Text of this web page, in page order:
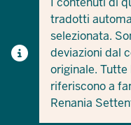
tradotti
selezionata.
deviazioni dal
originale.
riferiscono a
Renania